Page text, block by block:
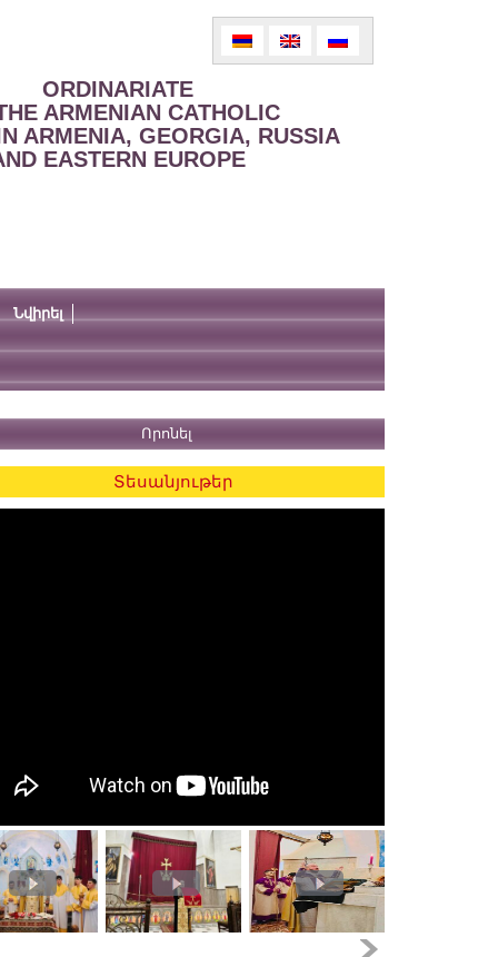
ORDINARIATE
ARMENIAN CATHOLIC
ARMENIA, GEORGIA, RUSSIA
EASTERN EUROPE
Նվիրել
Տեսանյութեր